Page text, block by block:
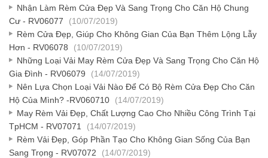
Nhận Làm Rèm Cửa Đẹp Và Sang Trọng Cho Căn Hộ Chung
Cư - RV06077
(10/07/2019)
Rèm Cửa Đẹp, Giúp Cho Không Gian Của Bạn Thêm Lộng Lẫy
Hơn - RV06078
(10/07/2019)
Những Loại Vải May Rèm Cửa Đẹp Và Sang Trọng Cho Căn Hộ
Gia Đình - RV06079
(14/07/2019)
Nên Lựa Chọn Loại Vải Nào Để Có Bộ Rèm Cửa Đẹp Cho Căn
Hộ Của Mình? -RV060710
(14/07/2019)
May Rèm Vải Đẹp, Chất Lượng Cao Cho Nhiều Công Trình Tại
TpHCM - RV07071
(14/07/2019)
Rèm Vải Đẹp, Góp Phần Tạo Cho Không Gian Sống Của Bạn
Sang Trọng - RV07072
(14/07/2019)